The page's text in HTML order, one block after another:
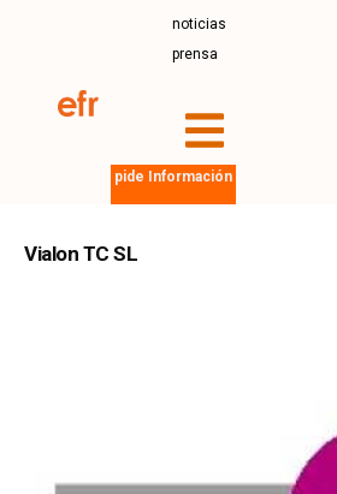
noticias
prensa
pide Información
Vialon TC SL